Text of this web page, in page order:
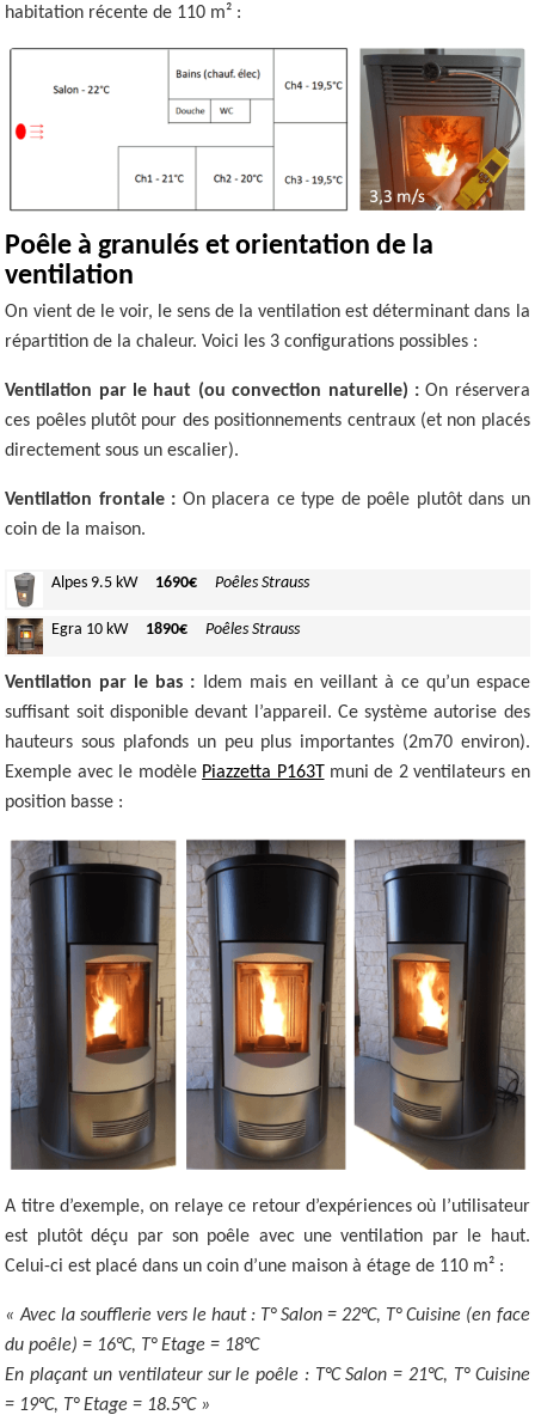
habitation récente de 110 m² :
Poêle à granulés et orientation de la
ventilation
On vient de le voir, le sens de la ventilation est déterminant dans la
répartition de la chaleur. Voici les 3 configurations possibles :
Ventilation par le haut (ou convection naturelle) :On réservera
ces poêles plutôt pour des positionnements centraux (et non placés
directement sous un escalier).
Ventilation frontale : On placera ce type de poêle plutôt dans un
coin de la maison.
Alpes 9.5 kW 1690€ Poêles Strauss
Egra 10 kW 1890€ Poêles Strauss
Ventilation par le bas : Idem mais en veillant à ce qu’un espace
suffisant soit disponible devant l’appareil. Ce système autorise des
hauteurs sous plafonds un peu plus importantes (2m70 environ).
Exemple avec le modèle Piazzetta P163T muni de 2 ventilateurs en
position basse :
A titre d’exemple, on relaye ce retour d’expériences où l’utilisateur
est plutôt déçu par son poêle avec une ventilation par le haut.
Celui-ci est placé dans un coin d’une maison à étage de 110 m² :
« Avec la soufflerie vers le haut : T° Salon = 22°C, T° Cuisine (en face
du poêle) = 16°C, T° Etage = 18°C
En plaçant un ventilateur sur le poêle : T°C Salon = 21°C, T° Cuisine
= 19°C, T° Etage = 18.5°C »